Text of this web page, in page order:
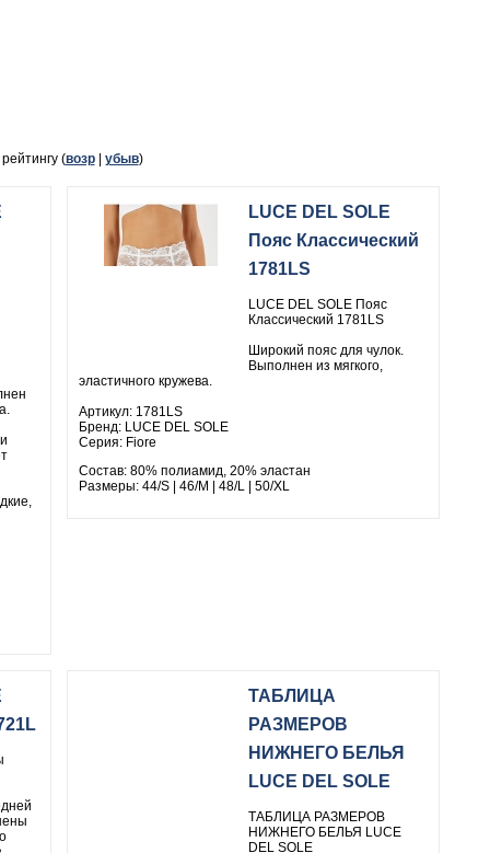
(возр| убыв)
LUCE DEL SOLE
Пояс Классический
1781LS
LUCE DEL SOLE Пояс
Классический 1781LS
Широкий пояс для чулок.
Выполнен из мягкого,
эластичного кружева.
Артикул: 1781LS
Бренд: LUCE DEL SOLE
Серия: Fiore
Состав: 80% полиамид, 20% эластан
Размеры: 44/S | 46/M | 48/L | 50/XL
ТАБЛИЦА
РАЗМЕРОВ
НИЖНЕГО БЕЛЬЯ
LUCE DEL SOLE
ТАБЛИЦА РАЗМЕРОВ
НИЖНЕГО БЕЛЬЯ LUCE
DEL SOLE